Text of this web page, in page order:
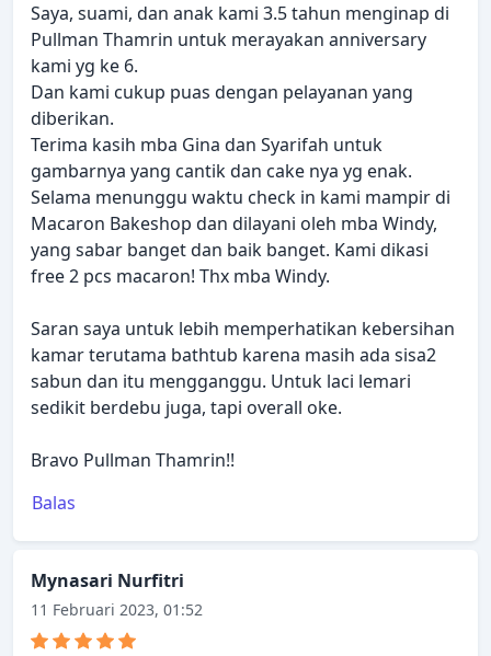
Saya, suami, dan anak kami 3.5 tahun menginap di
Pullman Thamrin untuk merayakan anniversary
kami yg ke 6.
Dan kami cukup puas dengan pelayanan yang
diberikan.
Terima kasih mba Gina dan Syarifah untuk
gambarnya yang cantik dan cake nya yg enak.
Selama menunggu waktu check in kami mampir di
Macaron Bakeshop dan dilayani oleh mba Windy,
yang sabar banget dan baik banget. Kami dikasi
free 2 pcs macaron! Thx mba Windy.
Saran saya untuk lebih memperhatikan kebersihan
kamar terutama bathtub karena masih ada sisa2
sabun dan itu mengganggu. Untuk laci lemari
sedikit berdebu juga, tapi overall oke.
Bravo Pullman Thamrin!!
Balas
Mynasari Nurfitri
11 Februari 2023, 01:52